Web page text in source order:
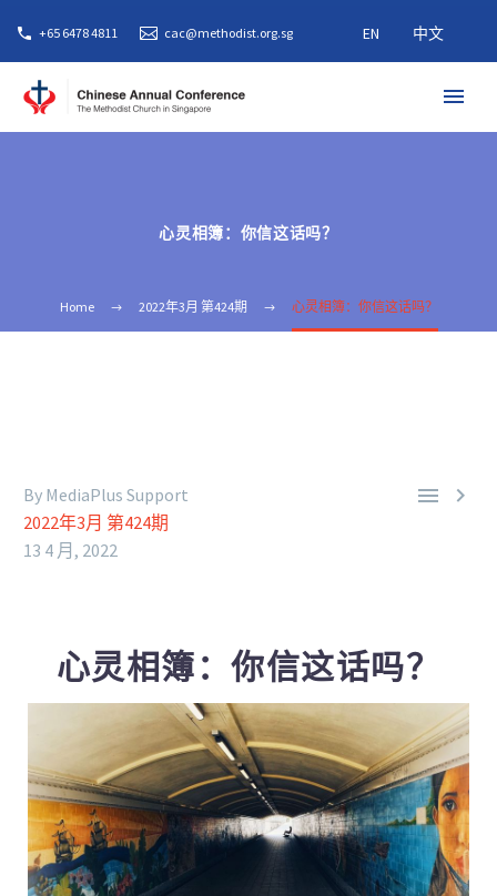
+65 6478 4811 cac@methodist.org.sg EN 中文
心灵相簿：你信这话吗？
Home 2022年3月 第424期 心灵相簿：你信这话吗？
 
By MediaPlus Support
2022年3月 第424期
13 4 月, 2022
心灵相簿：你信这话吗？